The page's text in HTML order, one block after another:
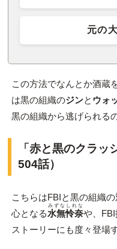
元の
この方法でなんとか酒蔵
は黒の組織のジンと ウォ
黒の組織から逃げられる
「赤と黒のクラ
504話）
こちらはFBIと黒の組織
心となる水無怜奈
みずなしれな
や、
ストーリーにも度々登場